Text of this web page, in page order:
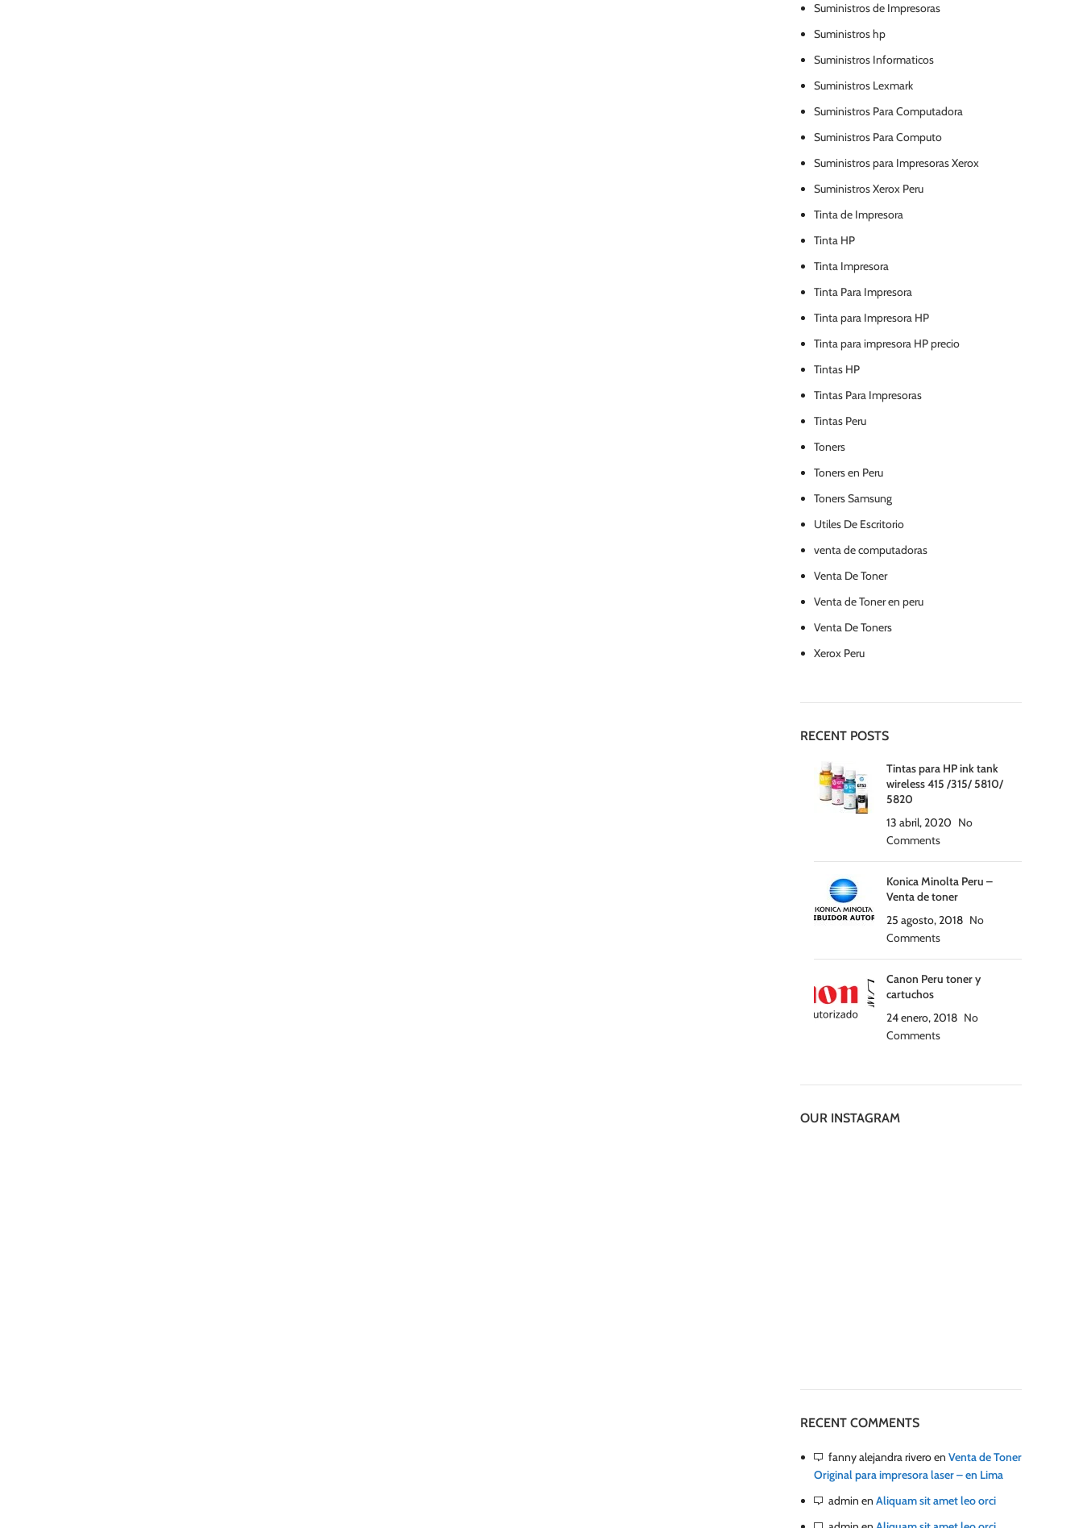
Suministros de Impresoras
Suministros hp
Suministros Informaticos
Suministros Lexmark
Suministros Para Computadora
Suministros Para Computo
Suministros para Impresoras Xerox
Suministros Xerox Peru
Tinta de Impresora
Tinta HP
Tinta Impresora
Tinta Para Impresora
Tinta para Impresora HP
Tinta para impresora HP precio
Tintas HP
Tintas Para Impresoras
Tintas Peru
Toners
Toners en Peru
Toners Samsung
Utiles De Escritorio
venta de computadoras
Venta De Toner
Venta de Toner en peru
Venta De Toners
Xerox Peru
RECENT POSTS
Tintas para HP ink tank
wireless 415 /315/ 5810/
5820
13 abril, 2020 No
Comments
Konica Minolta Peru –
Venta de toner
25 agosto, 2018 No
Comments
Canon Peru toner y
cartuchos
24 enero, 2018 No
Comments
OUR INSTAGRAM
RECENT COMMENTS
fanny alejandra riveroen Venta de Toner
Original para impresora laser – en Lima
admin en Aliquam sit amet leo orci